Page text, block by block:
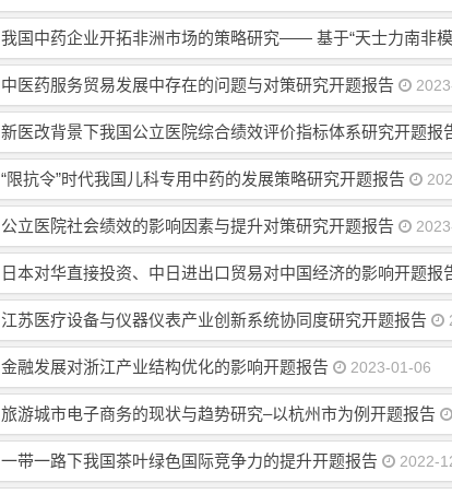
我国中药企业开拓非洲市场的策略研究—— 基于“天士力南非
中医药服务贸易发展中存在的问题与对策研究开题报告
新医改背景下我国公立医院综合绩效评价指标体系研究开题报
“限抗令”时代我国儿科专用中药的发展策略研究开题报告
公立医院社会绩效的影响因素与提升对策研究开题报告
日本对华直接投资、中日进出口贸易对中国经济的影响开题报
江苏医疗设备与仪器仪表产业创新系统协同度研究开题报告
金融发展对浙江产业结构优化的影响开题报告 2023-01-06
旅游城市电子商务的现状与趋势研究–以杭州市为例开题报告
一带一路下我国茶叶绿色国际竞争力的提升开题报告 2022-